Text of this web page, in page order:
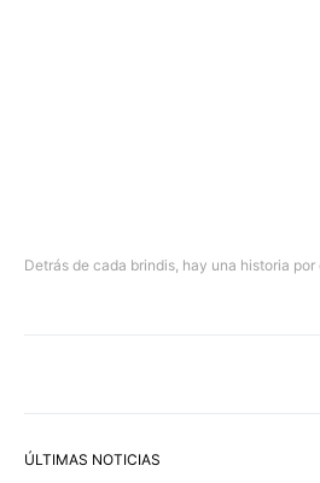
Detrás de cada brindis, hay una historia por
ÚLTIMAS NOTICIAS